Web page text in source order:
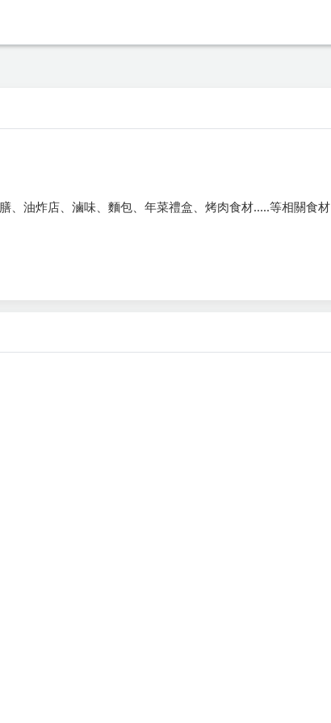
、油炸店、滷味、麵包、年菜禮盒、烤肉食材.....等相關食材